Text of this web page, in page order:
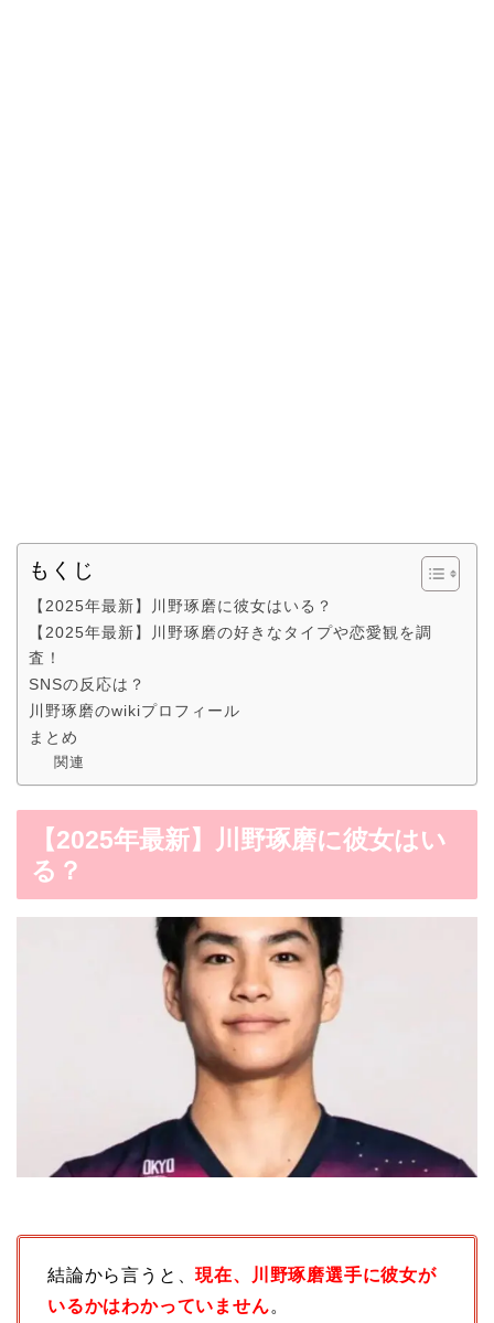
もくじ
【2025年最新】川野琢磨に彼女はいる？
【2025年最新】川野琢磨の好きなタイプや恋愛観を調
査！
SNSの反応は？
川野琢磨のwikiプロフィール
まとめ
関連
【2025年最新】川野琢磨に彼女はい
る？
結論から言うと、現在、川野琢磨選手に彼女が
いるかはわかっていません。